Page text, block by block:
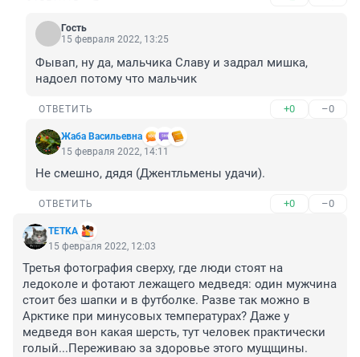
Гость
15 февраля 2022, 13:25
Фывап, ну да, мальчика Славу и задрал мишка,
надоел потому что мальчик
ОТВЕТИТЬ +0 –0
Жаба Васильевна
15 февраля 2022, 14:11
Не смешно, дядя (Джентльмены удачи).
ОТВЕТИТЬ +0 –0
TETKA
15 февраля 2022, 12:03
Третья фотография сверху, где люди стоят на
ледоколе и фотают лежащего медведя: один мужчина
стоит без шапки и в футболке. Разве так можно в
Арктике при минусовых температурах? Даже у
медведя вон какая шерсть, тут человек практически
голый...Переживаю за здоровье этого мущщины.